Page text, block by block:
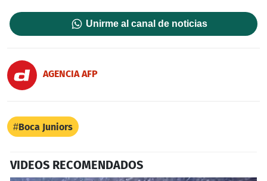
Unirme al canal de noticias
AGENCIA AFP
Boca Juniors
VIDEOS RECOMENDADOS